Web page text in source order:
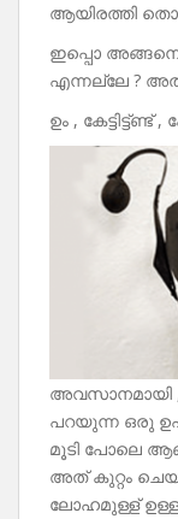
ആയിരത്തി
ഇപ്പൊ
എന്നല്ലേ ?
ഉം , കേട്ടിട്ട്ണ്ട് ,
പറയുന്ന ഒരു
മൂടി പോലെ
അത് കുറ്റം
ലോഹമുള്ള്